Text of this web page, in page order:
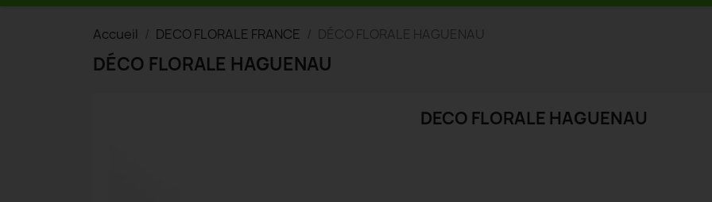
Accueil DECO FLORALE FRANCE DÉCO FLORALE HAGUENAU
DÉCO FLORALE HAGUENAU
DECO FLORALE HAGUENAU